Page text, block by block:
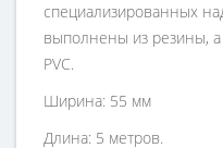
специализированных
выполнены из резины, а
PVC.
Ширина: 55 мм
Длина: 5 метров.